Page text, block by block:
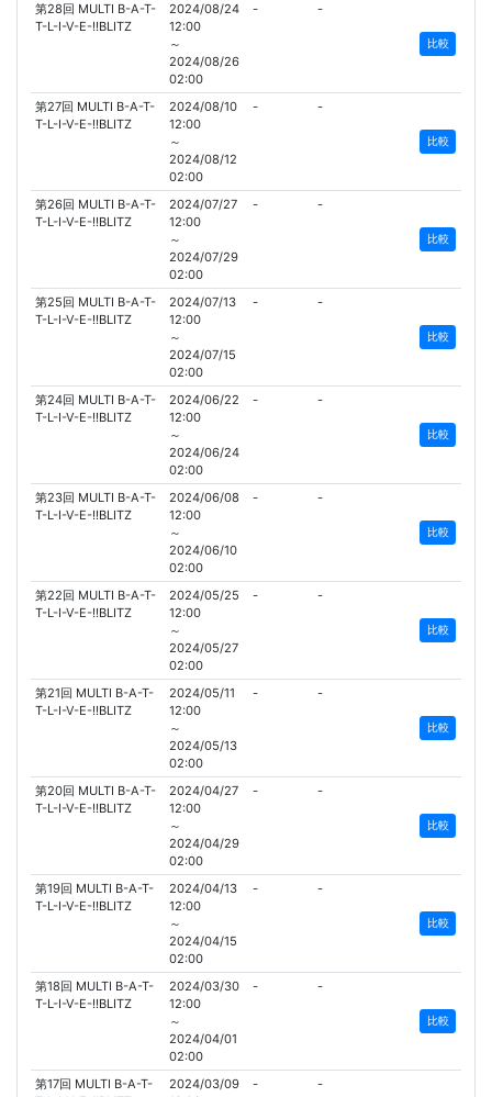
第28回 MULTI B-A-T-
T-L-I-V-E-!!BLITZ
2024/08/24
12:00
～
2024/08/26
02:00
- -
比較
第27回 MULTI B-A-T-
T-L-I-V-E-!!BLITZ
2024/08/10
12:00
～
2024/08/12
02:00
- -
比較
第26回 MULTI B-A-T-
T-L-I-V-E-!!BLITZ
2024/07/27
12:00
～
2024/07/29
02:00
- -
比較
第25回 MULTI B-A-T-
T-L-I-V-E-!!BLITZ
2024/07/13
12:00
～
2024/07/15
02:00
- -
比較
第24回 MULTI B-A-T-
T-L-I-V-E-!!BLITZ
2024/06/22
12:00
～
2024/06/24
02:00
- -
比較
第23回 MULTI B-A-T-
T-L-I-V-E-!!BLITZ
2024/06/08
12:00
～
2024/06/10
02:00
- -
比較
第22回 MULTI B-A-T-
T-L-I-V-E-!!BLITZ
2024/05/25
12:00
～
2024/05/27
02:00
- -
比較
第21回 MULTI B-A-T-
T-L-I-V-E-!!BLITZ
2024/05/11
12:00
～
2024/05/13
02:00
- -
比較
第20回 MULTI B-A-T-
T-L-I-V-E-!!BLITZ
2024/04/27
12:00
～
2024/04/29
02:00
- -
比較
第19回 MULTI B-A-T-
T-L-I-V-E-!!BLITZ
2024/04/13
12:00
～
2024/04/15
02:00
- -
比較
第18回 MULTI B-A-T-
T-L-I-V-E-!!BLITZ
2024/03/30
12:00
～
2024/04/01
02:00
- -
比較
第17回 MULTI B-A-T-
2024/03/09
- -